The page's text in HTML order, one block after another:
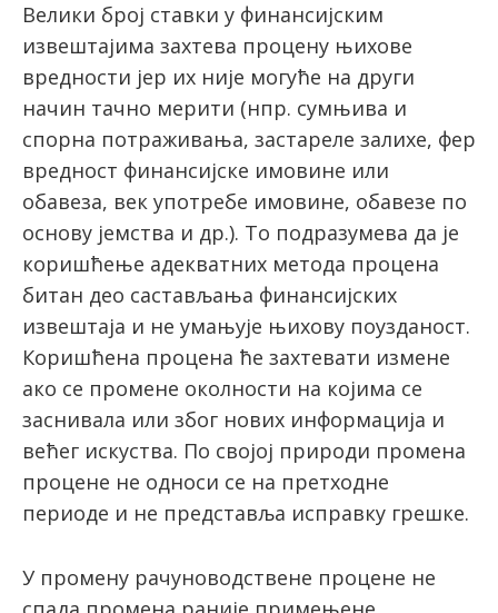
Велики број ставки у финансијским
извештајима захтева процену њихове
вредности јер их није могуће на други
начин тачно мерити (нпр. сумњива и
спорна потраживања, застареле залихе, фер
вредност финансијске имовине или
обавеза, век употребе имовине, обавезе по
основу јемства и др.). То подразумева да је
коришћење адекватних метода процена
битан део састављања финансијских
извештаја и не умањује њихову поузданост.
Коришћена процена ће захтевати измене
ако се промене околности на којима се
заснивала или због нових информација и
већег искуства. По својој природи промена
процене не односи се на претходне
периоде и не представља исправку грешке.
У промену рачуноводствене процене не